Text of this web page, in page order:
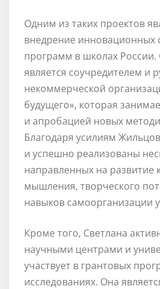
Одним из таких проектов
внедрение инновационных
программ в школах России.
является соучредителем и
некоммерческой
будущего», которая
и апробацией новых
Благодаря усилиям
и успешно реализованы
направленных на развитие
мышления, творческого
навыков самоорганизации
Кроме того, Светлана
научными центрами и
участвует в грантовых
исследованиях. Она